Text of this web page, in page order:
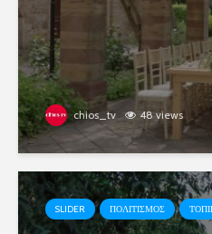
chios_tv 48 views
SLIDER ΠΟΛΙΤΙΣΜΟΣ